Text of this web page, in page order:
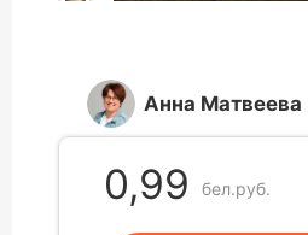
Анна Матвеева
0,99 бел.руб.